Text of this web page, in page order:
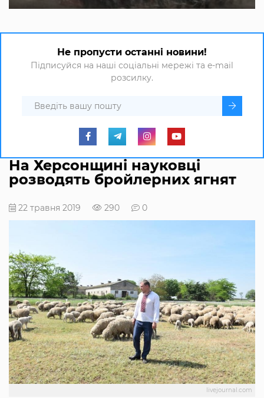
Не пропусти останні новини!
Підписуйся на наші соціальні мережі та e-mail
розсилку.
На Херсонщині науковці
розводять бройлерних ягнят
22 травня 2019 290 0
livejournal.com